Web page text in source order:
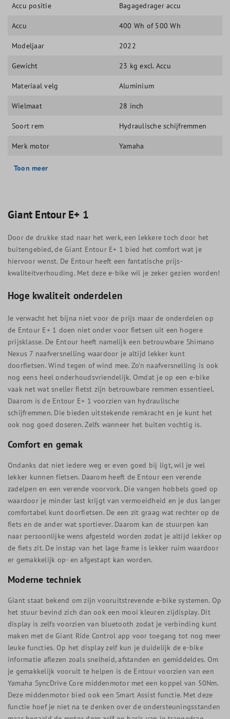
Accu positie Bagagedrager accu
Accu 400 Wh of 500 Wh
Modeljaar 2022
Gewicht 23 kg excl. Accu
Materiaal velg Aluminium
Wielmaat 28 inch
Soort rem Hydraulische schijfremmen
Merk motor Yamaha
Toon meer
Giant Entour E+ 1
Door de drukke stad naar het werk, een lekkere toch door het
buitengebied, de Giant Entour E+ 1 bied het comfort wat je
hiervoor wenst. De Entour heeft een fantatische prijs-
kwaliteitverhouding. Met deze e-bike wil je zeker gezien worden!
Hoge kwaliteit onderdelen
Je verwacht het bijna niet voor de prijs maar de onderdelen op
de Entour E+ 1 doen niet onder voor fietsen uit een hogere
prijsklasse. De Entour heeft namelijk een betrouwbare Shimano
Nexus 7 naafversnelling waardoor je altijd lekker kunt
doorfietsen. Wind tegen of wind mee. Zo’n naafversnelling is ook
nog eens heel onderhoudsvriendelijk. Omdat je op een e-bike
vaak net wat sneller fietst zijn betrouwbare remmen essentieel.
Daarom is de Entour E+ 1 voorzien van hydraulische
schijfremmen. Die bieden uitstekende remkracht en je kunt het
ook nog goed doseren. Zelfs wanneer het buiten vochtig is.
Comfort en gemak
Ondanks dat niet iedere weg er even goed bij ligt, wil je wel
lekker kunnen fietsen. Daarom heeft de Entour een verende
zadelpen en een verende voorvork. Die vangen hobbels goed op
waardoor je minder last krijgt van vermoeidheid en je dus langer
comfortabel kunt doorfietsen. De een zit graag wat rechter op de
fiets en de ander wat sportiever. Daarom kan de stuurpen kan
naar persoonlijke wens afgesteld worden zodat je altijd lekker op
de fiets zit. De instap van het lage frame is lekker ruim waardoor
er gemakkelijk op- en afgestapt kan worden.
Moderne techniek
Giant staat bekend om zijn vooruitstrevende e-bike systemen. Op
het stuur bevind zich dan ook een mooi kleuren zijdisplay. Dit
display is zelfs voorzien van bluetooth zodat je verbinding kunt
maken met de Giant Ride Control app voor toegang tot nog meer
leuke functies. Op het display zelf kun je duidelijk de e-bike
informatie aflezen zoals snelheid, afstanden en gemiddeldes. Om
je gemakkelijk vooruit te helpen is de Entour voorzien van een
Yamaha SyncDrive Core middenmotor met een koppel van 50Nm.
Deze middenmotor bied ook een Smart Assist functie. Met deze
functie hoef je niet na te denken over de ondersteuningsstanden